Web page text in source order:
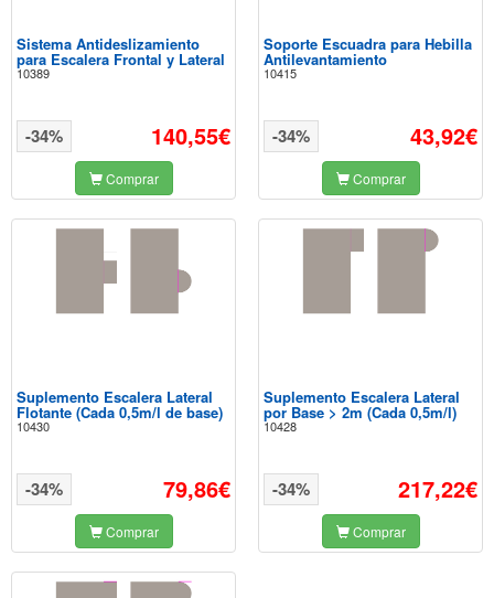
Sistema Antideslizamiento
para Escalera Frontal y Lateral
10389
140,55€
-34%
Comprar
Soporte Escuadra para Hebilla
Antilevantamiento
10415
43,92€
-34%
Comprar
Suplemento Escalera Lateral
Flotante (Cada 0,5m/l de base)
10430
79,86€
-34%
Comprar
Suplemento Escalera Lateral
por Base > 2m (Cada 0,5m/l)
10428
217,22€
-34%
Comprar